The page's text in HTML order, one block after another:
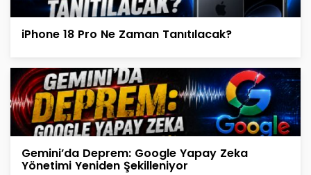
iPhone 18 Pro Ne Zaman Tanıtılacak?
Gemini’da Deprem: Google Yapay Zeka
Yönetimi Yeniden Şekilleniyor